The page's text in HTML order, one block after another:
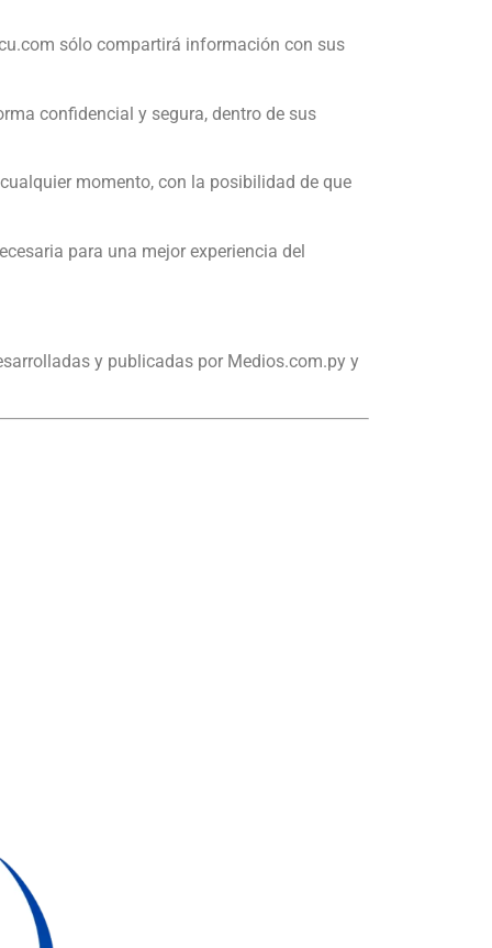
sólo compartirá información con sus
confidencial y segura, dentro de sus
momento, con la posibilidad de que
para una mejor experiencia del
y publicadas por Medios.com.py y